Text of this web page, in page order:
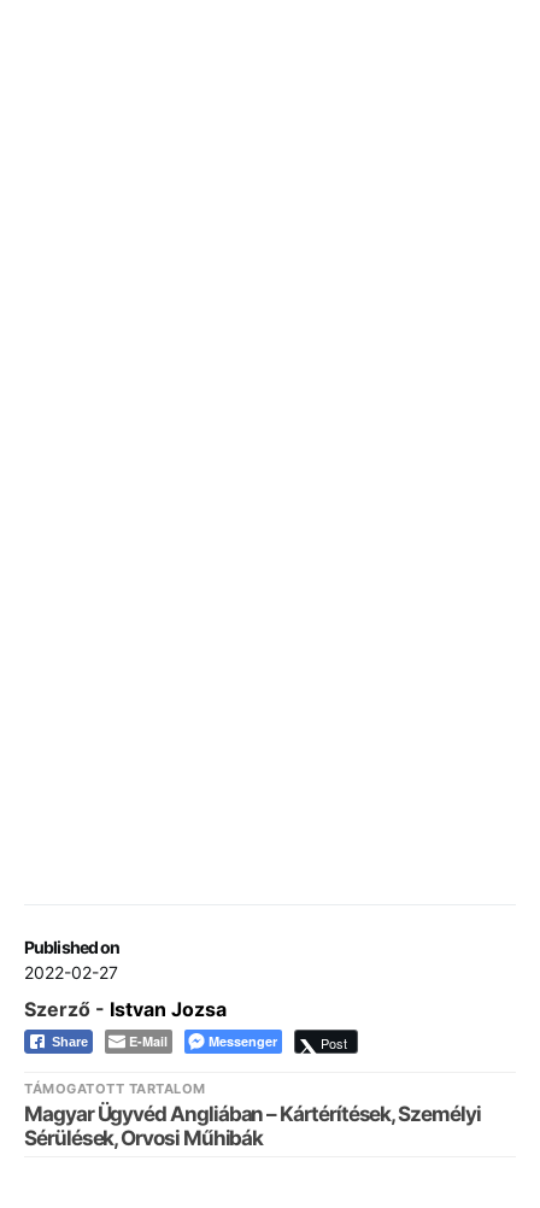
Published on
2022-02-27
Szerző - Istvan Jozsa
Share E-Mail Messenger Post
TÁMOGATOTT TARTALOM
Magyar Ügyvéd Angliában – Kártérítések, Személyi
Sérülések, Orvosi Műhibák